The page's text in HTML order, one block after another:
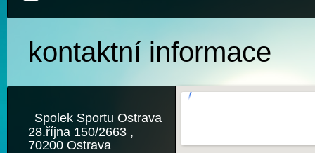
kontaktní informace
Spolek Sportu Ostrava
28.října 150/2663 ,
70200 Ostrava